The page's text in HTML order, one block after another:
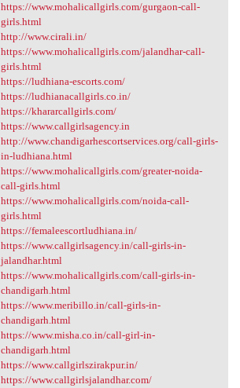
https://www.mohalicallgirls.com/gurgaon-call-
girls.html
http://www.cirali.in/
https://www.mohalicallgirls.com/jalandhar-call-
girls.html
https://ludhiana-escorts.com/
https://ludhianacallgirls.co.in/
https://khararcallgirls.com/
https://www.callgirlsagency.in
http://www.chandigarhescortservices.org/call-girls-
in-ludhiana.html
https://www.mohalicallgirls.com/greater-noida-
call-girls.html
https://www.mohalicallgirls.com/noida-call-
girls.html
https://femaleescortludhiana.in/
https://www.callgirlsagency.in/call-girls-in-
jalandhar.html
https://www.mohalicallgirls.com/call-girls-in-
chandigarh.html
https://www.meribillo.in/call-girls-in-
chandigarh.html
https://www.misha.co.in/call-girl-in-
chandigarh.html
https://www.callgirlszirakpur.in/
https://www.callgirlsjalandhar.com/